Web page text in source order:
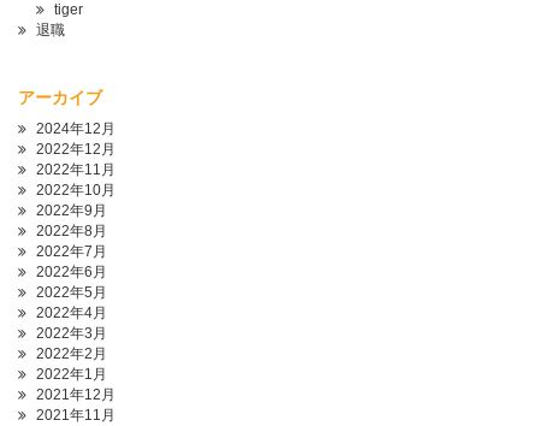
tiger
退職
アーカイブ
2024年12月
2022年12月
2022年11月
2022年10月
2022年9月
2022年8月
2022年7月
2022年6月
2022年5月
2022年4月
2022年3月
2022年2月
2022年1月
2021年12月
2021年11月